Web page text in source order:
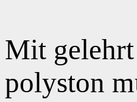
Mit gelehrt
polyston